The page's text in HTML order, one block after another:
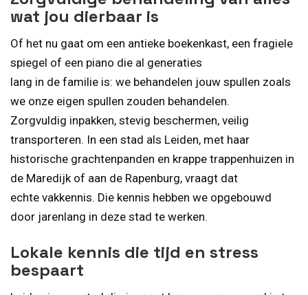
wat jou dierbaar is
Of het nu gaat om een antieke boekenkast, een fragiele
spiegel of een piano die al generaties
lang in de familie is: we behandelen jouw spullen zoals
we onze eigen spullen zouden behandelen.
Zorgvuldig inpakken, stevig beschermen, veilig
transporteren. In een stad als Leiden, met haar
historische grachtenpanden en krappe trappenhuizen in
de Maredijk of aan de Rapenburg, vraagt dat
echte vakkennis. Die kennis hebben we opgebouwd
door jarenlang in deze stad te werken.
Lokale kennis die tijd en stress
bespaart